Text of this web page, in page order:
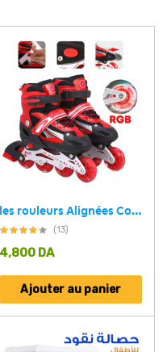
les rouleurs Alignées Confortables pour Enfants avec des roues RGB pointure de 35-38 / 38-42 / 30-32
(13)
4,800 DA
Ajouter au panier